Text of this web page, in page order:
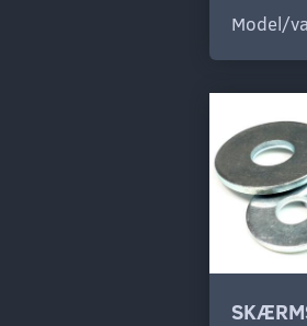
Model/